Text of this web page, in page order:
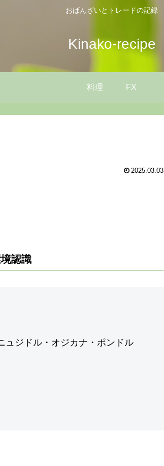
おばんざいとトレードの記録
Kinako-recipe
料理 FX
2025.03.03
認識
ュジドル・オジカナ・ポンドル